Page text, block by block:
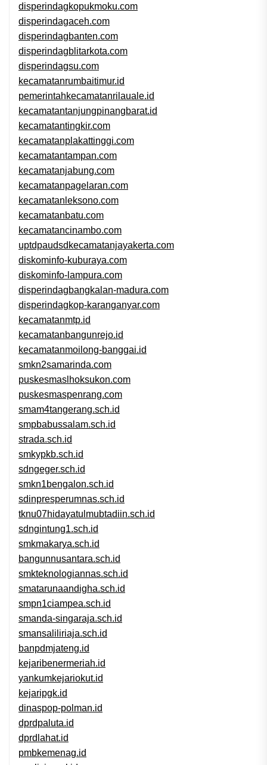
disperindagkopukmoku.com
disperindagaceh.com
disperindagbanten.com
disperindagblitarkota.com
disperindagsu.com
kecamatanrumbaitimur.id
pemerintahkecamatanrilauale.id
kecamatantanjungpinangbarat.id
kecamatantingkir.com
kecamatanplakattinggi.com
kecamatantampan.com
kecamatanjabung.com
kecamatanpagelaran.com
kecamatanleksono.com
kecamatanbatu.com
kecamatancinambo.com
uptdpaudsdkecamatanjayakerta.com
diskominfo-kuburaya.com
diskominfo-lampura.com
disperindagbangkalan-madura.com
disperindagkop-karanganyar.com
kecamatanmtp.id
kecamatanbangunrejo.id
kecamatanmoilong-banggai.id
smkn2samarinda.com
puskesmaslhoksukon.com
puskesmaspenrang.com
smam4tangerang.sch.id
smpbabussalam.sch.id
strada.sch.id
smkypkb.sch.id
sdngeger.sch.id
smkn1bengalon.sch.id
sdinpresperumnas.sch.id
tknu07hidayatulmubtadiin.sch.id
sdngintung1.sch.id
smkmakarya.sch.id
bangunnusantara.sch.id
smkteknologiannas.sch.id
smatarunaandigha.sch.id
smpn1ciampea.sch.id
smanda-singaraja.sch.id
smansaliliriaja.sch.id
banpdmjateng.id
kejaribenermeriah.id
yankumkejariokut.id
kejaripgk.id
dinaspop-polman.id
dprdpaluta.id
dprdlahat.id
pmbkemenag.id